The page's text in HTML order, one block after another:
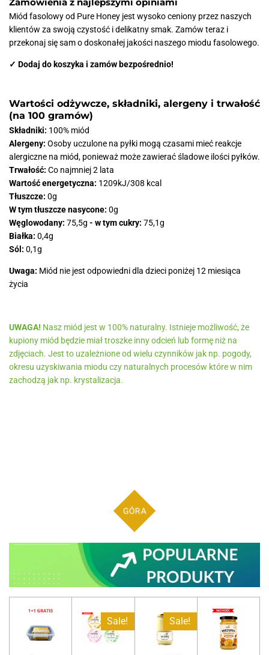
Miód fasolowy od Pure Honey jest wysoko ceniony przez naszych
klientów za swoją czystość i delikatny smak. Zamów teraz i
przekonaj się sam o doskonałej jakości naszego miodu fasolowego.
✓ Dodaj do koszyka i zamów bezpośrednio!
Wartości odżywcze, składniki, alergeny i trwałość
(na 100 gramów)
Składniki: 100% miód
Alergeny: Osoby uczulone na pyłki mogą czasami mieć reakcje
alergiczne na miód, ponieważ może zawierać śladowe ilości pyłków.
Trwałość: Co najmniej 2 lata
Wartość energetyczna: 1209kJ/308 kcal
Tłuszcze: 0g
W tym tłuszcze nasycone: 0g
Węglowodany: 75,5g - w tym cukry: 75,1g
Białka: 0,4g
Sól: 0,1g
Uwaga: Miód nie jest odpowiedni dla dzieci poniżej 12 miesiąca
życia
UWAGA! Nasz miód jest w 100% naturalny. Istnieje możliwość, że
kupiony miód będzie miał troszke inny odcień lub formę niż na
zdjęciach. Jest to uzależnione od wielu czynników jak np. pogody,
okresu uzyskiwania miodu czy naturalnych procesów które w nim
zachodzą jak np. krystalizacja.
GÓRA
Sale! Sale!